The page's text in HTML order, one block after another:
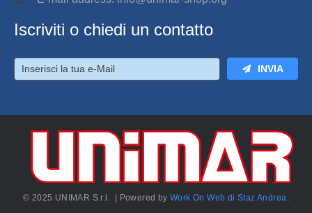
Iscriviti o chiedi un contatto
INVIA
© 2025 UNIMAR S.r.l. | Powered byWork On Web di Staz Andrea.